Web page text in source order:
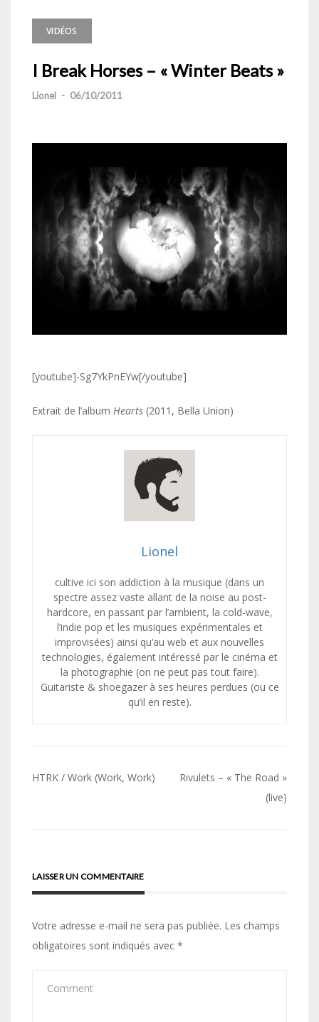
VIDÉOS
I Break Horses – « Winter Beats »
Lionel - 06/10/2011
[youtube]-Sg7YkPnEYw[/youtube]
Extrait de l’album Hearts (2011, Bella Union)
Lionel
cultive ici son addiction à la musique (dans un
spectre assez vaste allant de la noise au post-
hardcore, en passant par l’ambient, la cold-wave,
l’indie pop et les musiques expérimentales et
improvisées) ainsi qu’au web et aux nouvelles
technologies, également intéressé par le cinéma et
la photographie (on ne peut pas tout faire).
Guitariste & shoegazer à ses heures perdues (ou ce
qu’il en reste).
Navigation
HTRK / Work (Work, Work)
Rivulets – « The Road »
(live)
LAISSER UN COMMENTAIRE
Votre adresse e-mail ne sera pas publiée. Les champs
obligatoires sont indiqués avec *